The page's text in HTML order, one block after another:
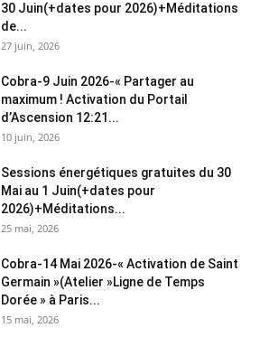
30 Juin(+dates pour 2026)+Méditations
de...
27 juin, 2026
Cobra-9 Juin 2026-« Partager au
maximum ! Activation du Portail
d’Ascension 12:21...
10 juin, 2026
Sessions énergétiques gratuites du 30
Mai au 1 Juin(+dates pour
2026)+Méditations...
25 mai, 2026
Cobra-14 Mai 2026-« Activation de Saint
Germain »(Atelier »Ligne de Temps
Dorée » à Paris...
15 mai, 2026